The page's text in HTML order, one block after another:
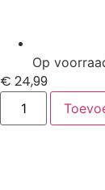
Op
€ 24,99